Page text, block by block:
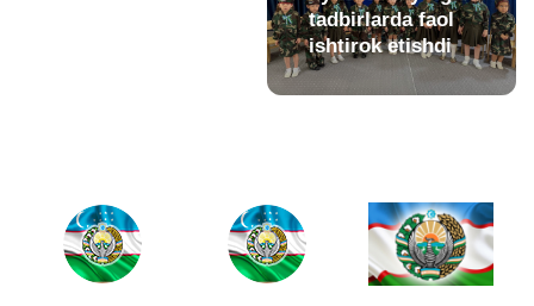
tadbirlarda faol
ishtirok etishdi